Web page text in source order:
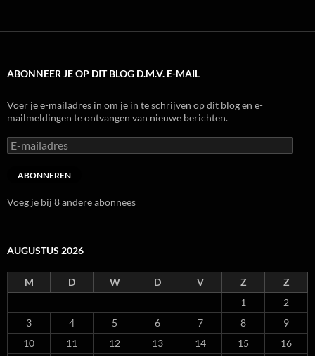
ABONNEER JE OP DIT BLOG D.M.V. E-MAIL
Voer je e-mailadres in om je in te schrijven op dit blog en e-
mailmeldingen te ontvangen van nieuwe berichten.
E-
mailadres
ABONNEREN
Voeg je bij 8 andere abonnees
AUGUSTUS 2026
M D W D V Z
Z
1
2
3
4 5 6 7 8
9
10
11 12 13 14 15
16